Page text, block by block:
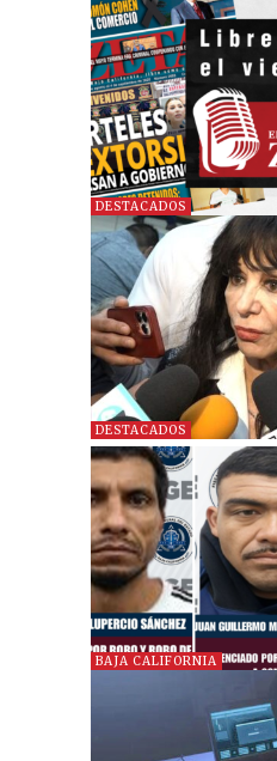
DESTACADOS
DESTACADOS
BAJA CALIFORNIA